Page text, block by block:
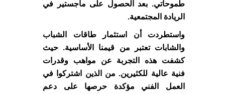
طموحاتي. بعد الحصول على ماجستير في
الريادة المجتمعية.
واستطردت أن استثمار طاقات الشباب
والشابات تعتبر من قيمنا الأساسية. حيث
كشفت هذه التجربة عن مواهب وقدرات
فنية عالية للكثيرين. من الذين اشتركوا في
العمل الفني مؤكدة حرصها على دعم